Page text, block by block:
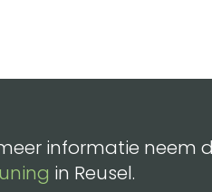
informatie
in Reusel.